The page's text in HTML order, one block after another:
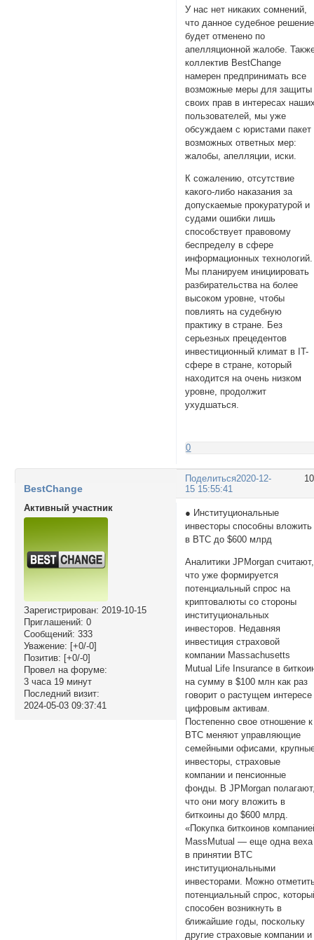
У нас нет никаких сомнений,
что данное судебное решение
будет отменено по
апелляционной жалобе.
коллектив BestChange
намерен предпринимать все
возможные меры для защиты
своих прав в интересах
пользователей, мы уже
обсуждаем с юристами пакет
возможных ответных мер:
жалобы, апелляции, иски.
К сожалению, отсутствие
какого-либо наказания за
допускаемые прокуратурой и
судами ошибки лишь
способствует правовому
беспределу в сфере
информационных технологий.
Мы планируем инициировать
разбирательства на более
высоком уровне, чтобы
повлиять на судебную
практику в стране. Без
серьезных прецедентов
инвестиционный климат в IT-
сфере в стране, который
находится на очень низком
уровне, продолжит
ухудшаться.
0
Поделиться2020-12-
15 15:55:41
BestChange
Активный участник
Зарегистрирован: 2019-10-15
Приглашений: 0
Сообщений: 333
Уважение: [+0/-0]
Позитив: [+0/-0]
Провел на форуме:
3 часа 19 минут
Последний визит:
2024-05-03 09:37:41
● Институциональные
инвесторы способны вложить
в BTC до $600 млрд
Аналитики JPMorgan считают,
что уже формируется
потенциальный спрос на
криптовалюты со стороны
институциональных
инвесторов. Недавняя
инвестиция страховой
компании Massachusetts
Mutual Life Insurance в
на сумму в $100 млн как раз
говорит о растущем интересе
цифровым активам.
Постепенно свое отношение к
BTC меняют управляющие
семейными офисами,
инвесторы, страховые
компании и пенсионные
фонды. В JPMorgan
что они могу вложить в
биткоины до $600 млрд.
«Покупка биткоинов
MassMutual — еще одна веха
в принятии BTC
институциональными
инвесторами. Можно
потенциальный спрос,
способен возникнуть в
ближайшие годы, поскольку
другие страховые компании и